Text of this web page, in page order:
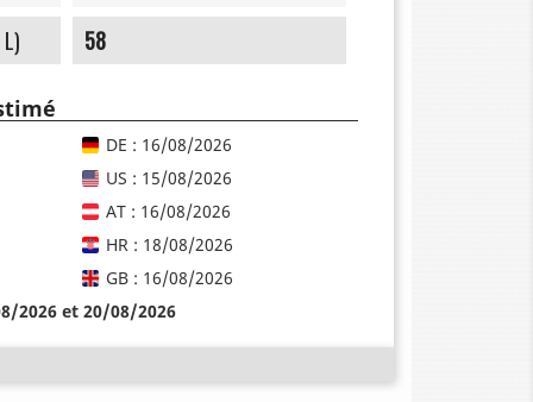
L)
58
DE : 16/08/2026
US : 15/08/2026
AT : 16/08/2026
HR : 18/08/2026
GB : 16/08/2026
2026 et 20/08/2026